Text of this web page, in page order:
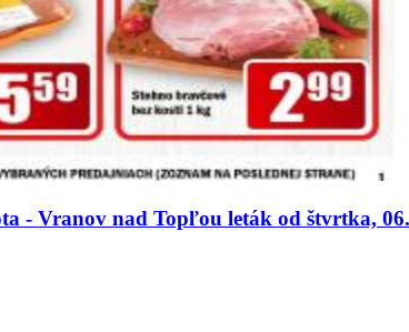
- Vranov nad Topľou leták od štvrtka,